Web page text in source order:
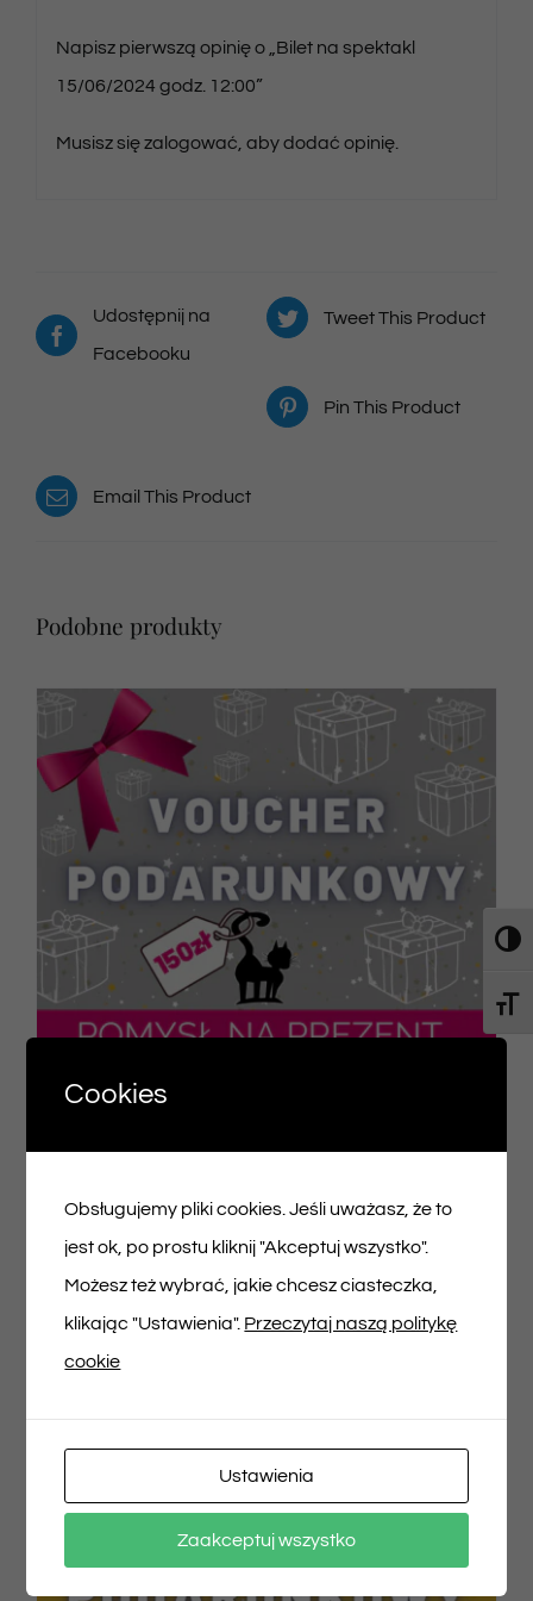
Napisz pierwszą opinię o „Bilet na spektakl
15/06/2024 godz. 12:00”
Musisz sięzalogować , aby dodać opinię.
Udostępnij na
Facebooku
Tweet This Product
Pin This Product
Email This Product
Podobne produkty
150,00zł
Dodaj do koszyka Szczegóły
Cookies
Obsługujemy pliki cookies. Jeśli uważasz, że to
jest ok, po prostu kliknij "Akceptuj wszystko".
Możesz też wybrać, jakie chcesz ciasteczka,
klikając "Ustawienia". Przeczytaj naszą politykę
cookie
Ustawienia
Zaakceptuj wszystko